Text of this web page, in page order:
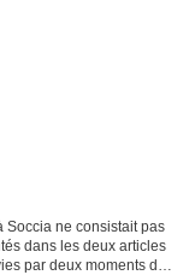
Soccia ne consistait pas
dans les deux articles
par deux moments de